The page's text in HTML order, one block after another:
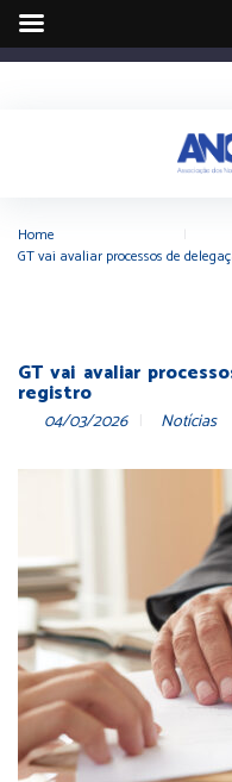
Home
GT vai avaliar processos de
GT vai avaliar
registro
04/03/2026 Notícias